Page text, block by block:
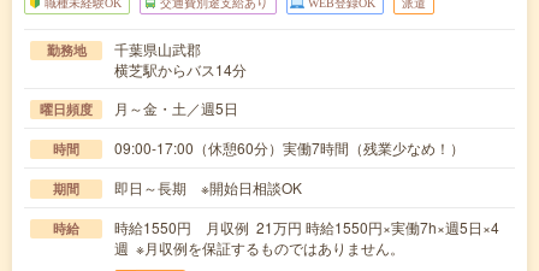
職種未経験OK 交通費別途支給あり WEB登録OK 派遣
勤務地
千葉県山武郡
横芝駅からバス14分
曜日頻度 月～金・土／週5日
時間 09:00-17:00（休憩60分）実働7時間（残業少なめ！）
期間 即日～長期 ※開始日相談OK
時給
時給1550円 月収例 21万円 時給1550円×実働7h×週5日×4
週 ※月収例を保証するものではありません。